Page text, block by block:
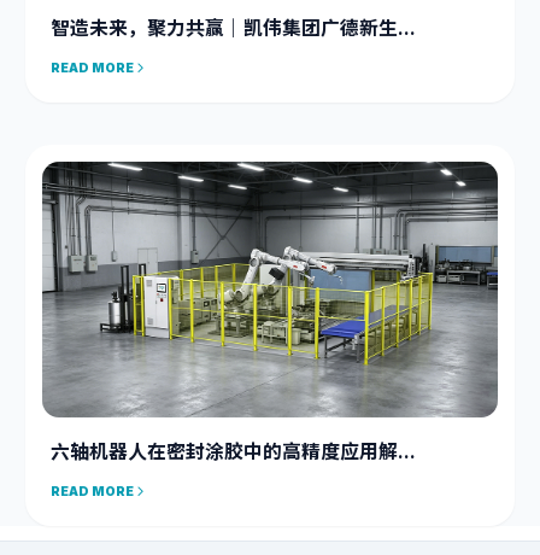
智造未来，聚力共赢｜凯伟集团广德新生...
READ MORE
六轴机器人在密封涂胶中的高精度应用解...
READ MORE